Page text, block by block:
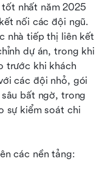
tốt nhất năm 2025
nối các đội ngũ.
nhà tiếp thị liên kết
dự án, trong khi
trước khi khách
các đội nhỏ, gói
bất ngờ, trong
sự kiểm soát chi
các nền tảng: